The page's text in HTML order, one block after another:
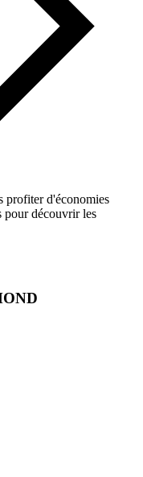
profiter d'économies
pour découvrir les